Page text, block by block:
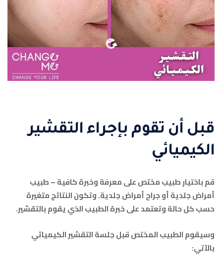
قبل أن تقوم بإجراء التقشير
الكيميائي
قم باختيار طبيب مختص على معرفة وخبرة كافية – طبيب
أمراض جلدية أو جراح أمراض جلدية. وتكون النتائج متغيرة
حسب كل حالة وتعتمد على خبرة الطبيب الذي يقوم بالتقشير.
وسيقوم الطبيب المختص قبل جلسة التقشير الكيميائي
بالآتي: